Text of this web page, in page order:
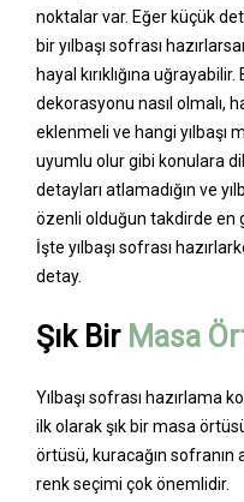
noktalar var. Eğer küçük
bir yılbaşı sofrası
hayal kırıklığına
dekorasyonu nasıl olmalı,
eklenmeli ve hangi yılbaşı
uyumlu olur gibi konulara
detayları atlamadığın ve
özenli olduğun takdirde en
İşte yılbaşı sofrası
detay.
Şık Bir Masa
Yılbaşı sofrası hazırlama
ilk olarak şık bir masa
örtüsü, kuracağın sofranın
renk seçimi çok önemlidir.